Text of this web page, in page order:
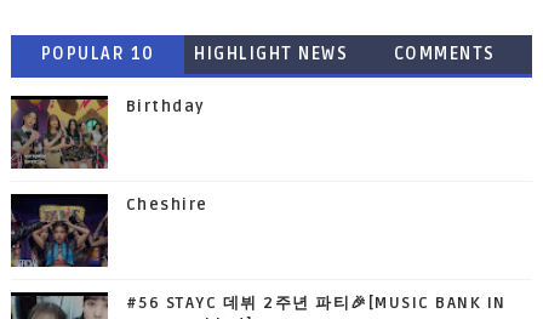
POPULAR 10 HIGHLIGHT NEWS COMMENTS
Birthday
Cheshire
#56 STAYC 데뷔 2주년 파티🎉[MUSIC BANK IN